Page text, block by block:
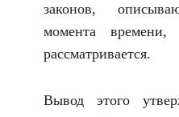
законов,
момента
рассматривается.
Вывод этого